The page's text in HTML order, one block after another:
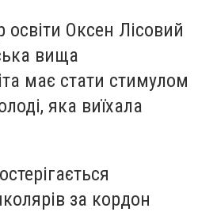
освіти Оксен Лісовий
вища
має стати стимулом
яка виїхала
за кордон